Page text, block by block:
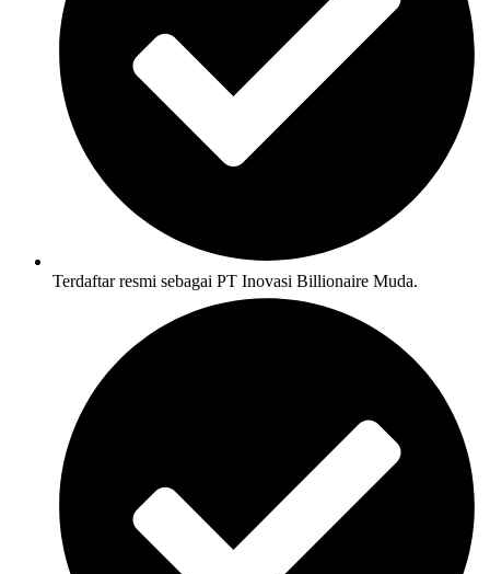
Terdaftar resmi sebagai PT Inovasi Billionaire Muda.